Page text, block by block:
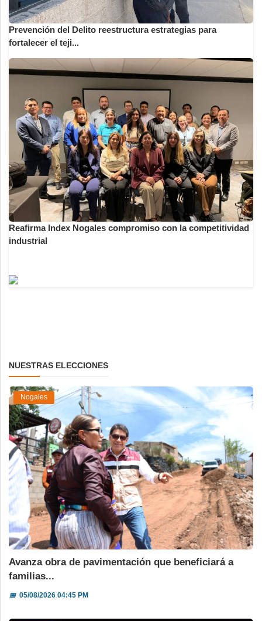
Prevención del Delito reestructura estrategias para
fortalecer el teji...
Reafirma Index Nogales compromiso con la competitividad
industrial
NUESTRAS ELECCIONES
Nogales
Avanza obra de pavimentación que beneficiará a
familias...
📅05/08/2026 04:45 PM